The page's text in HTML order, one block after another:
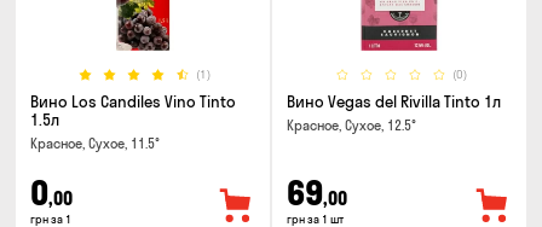
(1)
Вино Los Candiles Vino Tinto
1.5л
Красное, Сухое, 11.5°
0,00
грн за 1
(0)
Вино Vegas del Rivilla Tinto 1л
Красное, Сухое, 12.5°
69,00
грн за 1 шт